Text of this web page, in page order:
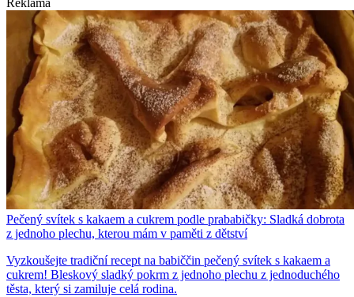
Reklama
Pečený svítek s kakaem a cukrem podle prababičky: Sladká dobrota
z jednoho plechu, kterou mám v paměti z dětství
Vyzkoušejte tradiční recept na babiččin pečený svítek s kakaem a
cukrem! Bleskový sladký pokrm z jednoho plechu z jednoduchého
těsta, který si zamiluje celá rodina.